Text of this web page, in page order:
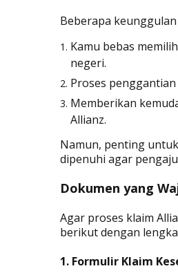
Beberapa
Kamu bebas
negeri.
Proses
Memberikan
Allianz.
Namun, penting
dipenuhi agar
Dokumen yang
Agar proses klaim
berikut dengan
1. Formulir Klaim